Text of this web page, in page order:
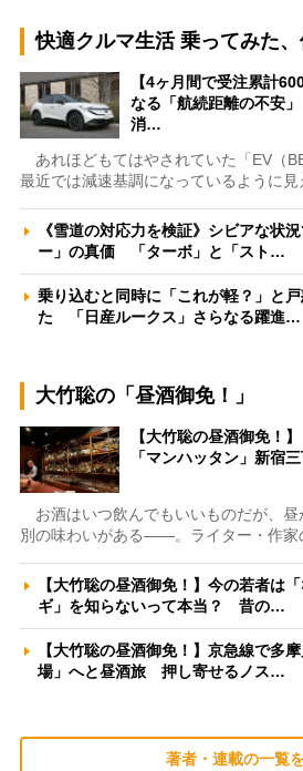
快適クルマ生活 乗ってみた
【4ヶ月間で受注累計
なる「航続距離の不安
消…
あれほどもてはやされていた「EV（
最近では減速基調になっているように
《雪道の対応力を検証》シビアな状
ー」の真価 「ターボ」と「スト…
乗り込むと同時に「これが軽？」と
た 「日産ルークス」さらなる躍進…
大竹聡の「昼酒御免！」
【大竹聡の昼酒御免！
「マンハッタン」新宿
お酒はいつ飲んでもいいものだが、昼
別の味わいがある――。ライター・作
【大竹聡の昼酒御免！】今の若者は
ギ」を知らないって本当？ 昔の…
【大竹聡の昼酒御免！】京急線で多
場」へと昼酒旅 押し寄せるノス…
著者・連載の一覧